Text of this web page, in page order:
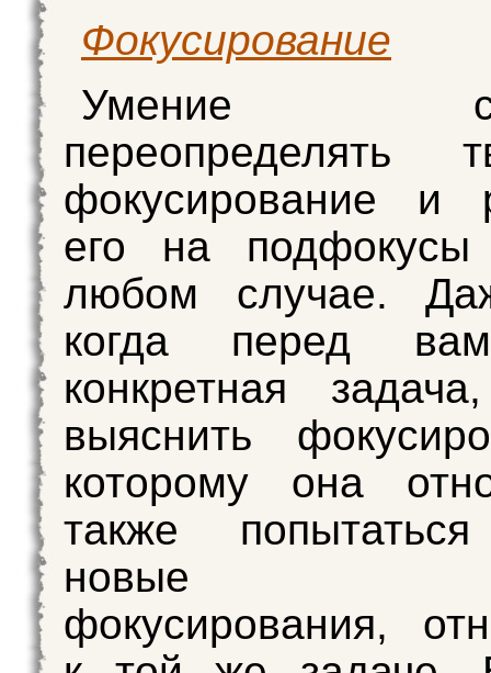
Фокусирование
Умение
переопределять
фокусирование и
его на
любом случае.
когда перед
конкретная
выяснить
которому она
также
новые
фокусирования,